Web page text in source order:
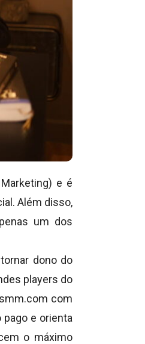
e é
Além disso,
um dos
dono do
players do
com
e orienta
o máximo